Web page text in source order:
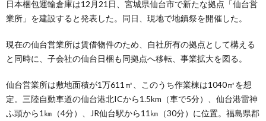
日本梱包運輸倉庫は12月21日、宮城県仙台市で新たな拠点「仙台営
業所」を建設すると発表した。同日、現地で地鎮祭を開催した。
現在の仙台営業所は賃借物件のため、自社所有の拠点として構える
と同時に、子会社の仙台日梱も同拠点へ移転、事業拡大を図る。
仙台営業所は敷地面積が1万611㎡、このうち作業棟は1040㎡を想
定。三陸自動車道の仙台港北ICから1.5km（車で5分）、仙台港雷神
ふ頭から1㎞（4分）、JR仙台駅から11㎞（30分）に位置。福島県郡